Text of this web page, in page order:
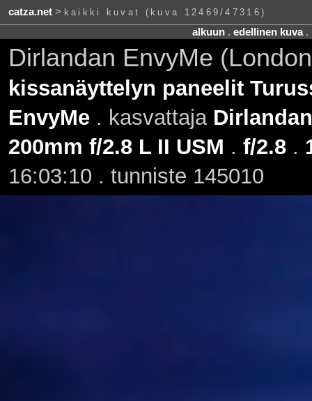
catza.net> kaikki kuvat (kuva 12469/47316)
alkuun. edellinen kuva.
Dirlandan EnvyMe
kissanäyttelyn paneelit
EnvyMe. kasvattaja Dirlandan
200mm f/2.8 L II USM . f/2.8.
16:03:10 . tunniste 145010